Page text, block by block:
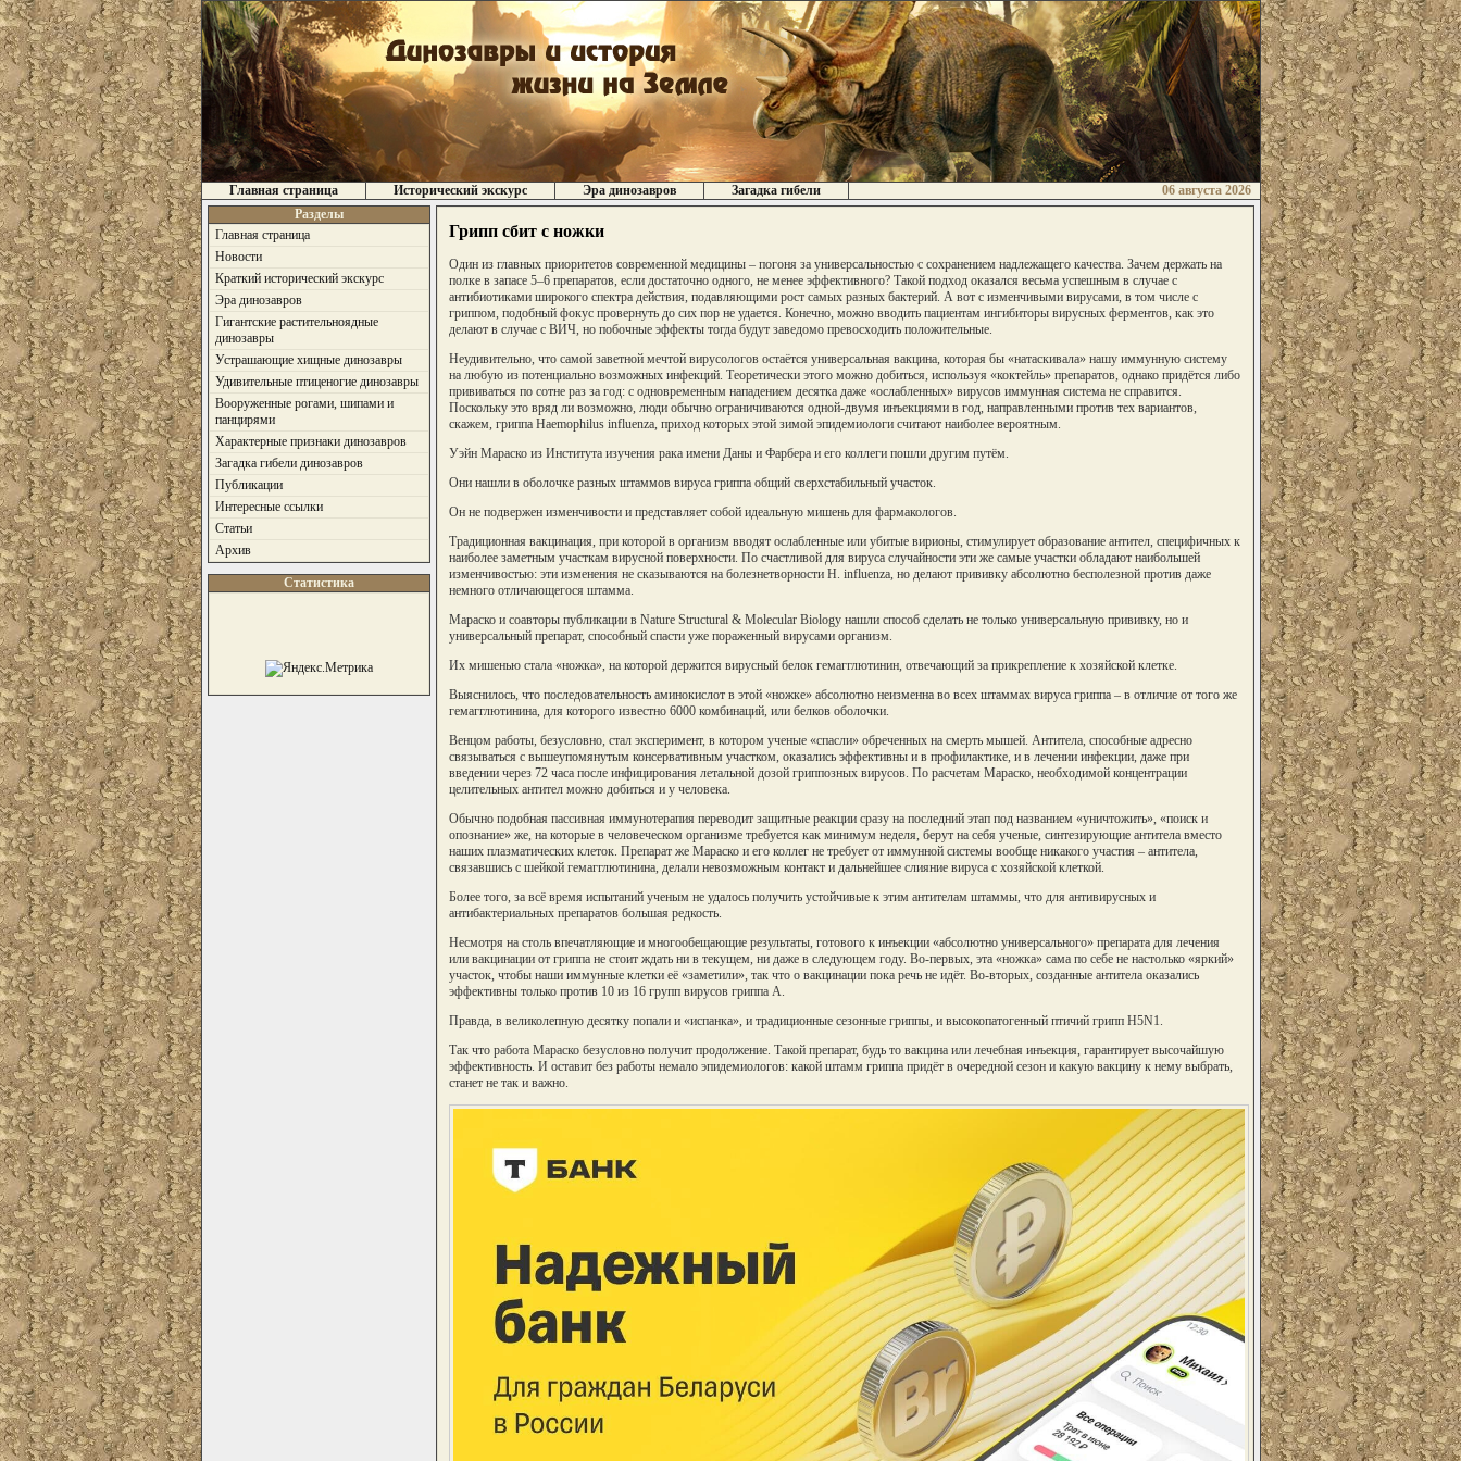
Главная страница Исторический экскурс Эра динозавров Загадка гибели
06 августа 2026
Разделы
Главная страница
Новости
Краткий исторический экскурс
Эра динозавров
Гигантские растительноядные
динозавры
Устрашающие хищные динозавры
Удивительные птиценогие динозавры
Вооруженные рогами, шипами и
панцирями
Характерные признаки динозавров
Загадка гибели динозавров
Публикации
Интересные ссылки
Статьи
Архив
Статистика
Грипп сбит с ножки
Один из главных приоритетов современной медицины – погоня за универсальностью с сохранением надлежащего качества. Зачем держать на
полке в запасе 5–6 препаратов, если достаточно одного, не менее эффективного? Такой подход оказался весьма успешным в случае с
антибиотиками широкого спектра действия, подавляющими рост самых разных бактерий. А вот с изменчивыми вирусами, в том числе с
гриппом, подобный фокус провернуть до сих пор не удается. Конечно, можно вводить пациентам ингибиторы вирусных ферментов, как это
делают в случае с ВИЧ, но побочные эффекты тогда будут заведомо превосходить положительные.
Неудивительно, что самой заветной мечтой вирусологов остаётся универсальная вакцина, которая бы «натаскивала» нашу иммунную систему
на любую из потенциально возможных инфекций. Теоретически этого можно добиться, используя «коктейль» препаратов, однако придётся либо
прививаться по сотне раз за год: с одновременным нападением десятка даже «ослабленных» вирусов иммунная система не справится.
Поскольку это вряд ли возможно, люди обычно ограничиваются одной-двумя инъекциями в год, направленными против тех вариантов,
скажем, гриппа Haemophilus influenza, приход которых этой зимой эпидемиологи считают наиболее вероятным.
Уэйн Мараско из Института изучения рака имени Даны и Фарбера и его коллеги пошли другим путём.
Они нашли в оболочке разных штаммов вируса гриппа общий сверхстабильный участок.
Он не подвержен изменчивости и представляет собой идеальную мишень для фармакологов.
Традиционная вакцинация, при которой в организм вводят ослабленные или убитые вирионы, стимулирует образование антител, специфичных к
наиболее заметным участкам вирусной поверхности. По счастливой для вируса случайности эти же самые участки обладают наибольшей
изменчивостью: эти изменения не сказываются на болезнетворности H. influenza, но делают прививку абсолютно бесполезной против даже
немного отличающегося штамма.
Мараско и соавторы публикации в Nature Structural & Molecular Biology нашли способ сделать не только универсальную прививку, но и
универсальный препарат, способный спасти уже пораженный вирусами организм.
Их мишенью стала «ножка», на которой держится вирусный белок гемагглютинин, отвечающий за прикрепление к хозяйской клетке.
Выяснилось, что последовательность аминокислот в этой «ножке» абсолютно неизменна во всех штаммах вируса гриппа – в отличие от того же
гемагглютинина, для которого известно 6000 комбинаций, или белков оболочки.
Венцом работы, безусловно, стал эксперимент, в котором ученые «спасли» обреченных на смерть мышей. Антитела, способные адресно
связываться с вышеупомянутым консервативным участком, оказались эффективны и в профилактике, и в лечении инфекции, даже при
введении через 72 часа после инфицирования летальной дозой гриппозных вирусов. По расчетам Мараско, необходимой концентрации
целительных антител можно добиться и у человека.
Обычно подобная пассивная иммунотерапия переводит защитные реакции сразу на последний этап под названием «уничтожить», «поиск и
опознание» же, на которые в человеческом организме требуется как минимум неделя, берут на себя ученые, синтезирующие антитела вместо
наших плазматических клеток. Препарат же Мараско и его коллег не требует от иммунной системы вообще никакого участия – антитела,
связавшись с шейкой гемагглютинина, делали невозможным контакт и дальнейшее слияние вируса с хозяйской клеткой.
Более того, за всё время испытаний ученым не удалось получить устойчивые к этим антителам штаммы, что для антивирусных и
антибактериальных препаратов большая редкость.
Несмотря на столь впечатляющие и многообещающие результаты, готового к инъекции «абсолютно универсального» препарата для лечения
или вакцинации от гриппа не стоит ждать ни в текущем, ни даже в следующем году. Во-первых, эта «ножка» сама по себе не настолько «яркий»
участок, чтобы наши иммунные клетки её «заметили», так что о вакцинации пока речь не идёт. Во-вторых, созданные антитела оказались
эффективны только против 10 из 16 групп вирусов гриппа А.
Правда, в великолепную десятку попали и «испанка», и традиционные сезонные гриппы, и высокопатогенный птичий грипп H5N1.
Так что работа Мараско безусловно получит продолжение. Такой препарат, будь то вакцина или лечебная инъекция, гарантирует высочайшую
эффективность. И оставит без работы немало эпидемиологов: какой штамм гриппа придёт в очередной сезон и какую вакцину к нему выбрать,
станет не так и важно.